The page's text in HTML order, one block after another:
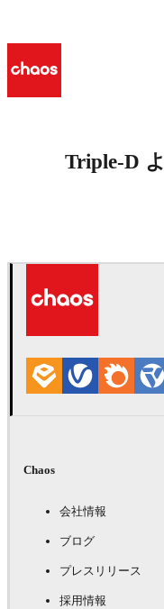
Triple-D
Chaos
会社情報
ブログ
プレスリリース
採用情報